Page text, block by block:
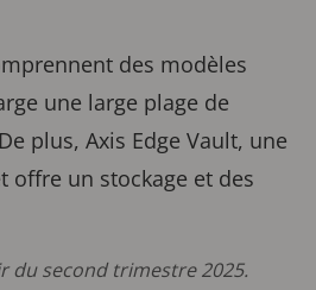
des modèles
une large plage de
plus, Axis Edge Vault, une
offre un stockage et des
du second trimestre 2025.